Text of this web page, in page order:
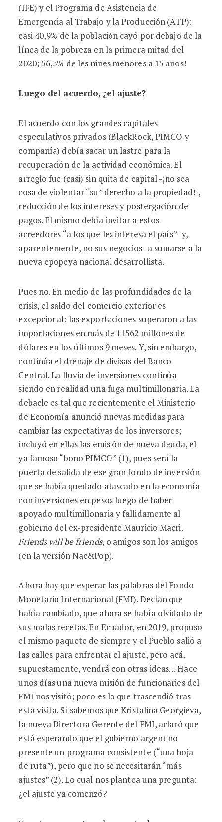
(IFE) y el Programa de Asistencia de
Emergencia al Trabajo y la Producción (ATP):
casi 40,9% de la población cayó por debajo de la
línea de la pobreza en la primera mitad del
2020; 56,3% de les niñes menores a 15 años!
Luego del acuerdo, ¿el ajuste?
El acuerdo con los grandes capitales
especulativos privados (BlackRock, PIMCO y
compañía) debía sacar un lastre para la
recuperación de la actividad económica. El
arreglo fue (casi) sin quita de capital -¡no sea
cosa de violentar “su” derecho a la propiedad!-,
reducción de los intereses y postergación de
pagos. El mismo debía invitar a estos
acreedores “a los que les interesa el país” -y,
aparentemente, no sus negocios- a sumarse a la
nueva epopeya nacional desarrollista.
Pues no. En medio de las profundidades de la
crisis, el saldo del comercio exterior es
excepcional: las exportaciones superaron a las
importaciones en más de 11562 millones de
dólares en los últimos 9 meses. Y, sin embargo,
continúa el drenaje de divisas del Banco
Central. La lluvia de inversiones continúa
siendo en realidad una fuga multimillonaria. La
debacle es tal que recientemente el Ministerio
de Economía anunció nuevas medidas para
cambiar las expectativas de los inversores;
incluyó en ellas las emisión de nueva deuda, el
ya famoso “bono PIMCO” (1), pues será la
puerta de salida de ese gran fondo de inversión
que se había quedado atascado en la economía
con inversiones en pesos luego de haber
apoyado multimillonaria y fallidamente al
gobierno del ex-presidente Mauricio Macri.
Friends will be friends, o amigos son los amigos
(en la versión Nac&Pop).
Ahora hay que esperar las palabras del Fondo
Monetario Internacional (FMI). Decían que
había cambiado, que ahora se había olvidado de
sus malas recetas. En Ecuador, en 2019, propuso
el mismo paquete de siempre y el Pueblo salió a
las calles para enfrentar el ajuste, pero acá,
supuestamente, vendrá con otras ideas… Hace
unos días una nueva misión de funcionaries del
FMI nos visitó; poco es lo que trascendió tras
esta visita. Sí sabemos que Kristalina Georgieva,
la nueva Directora Gerente del FMI, aclaró que
está esperando que el gobierno argentino
presente un programa consistente (“una hoja
de ruta”), pero que no se necesitarán “más
ajustes” (2). Lo cual nos plantea una pregunta:
¿el ajuste ya comenzó?